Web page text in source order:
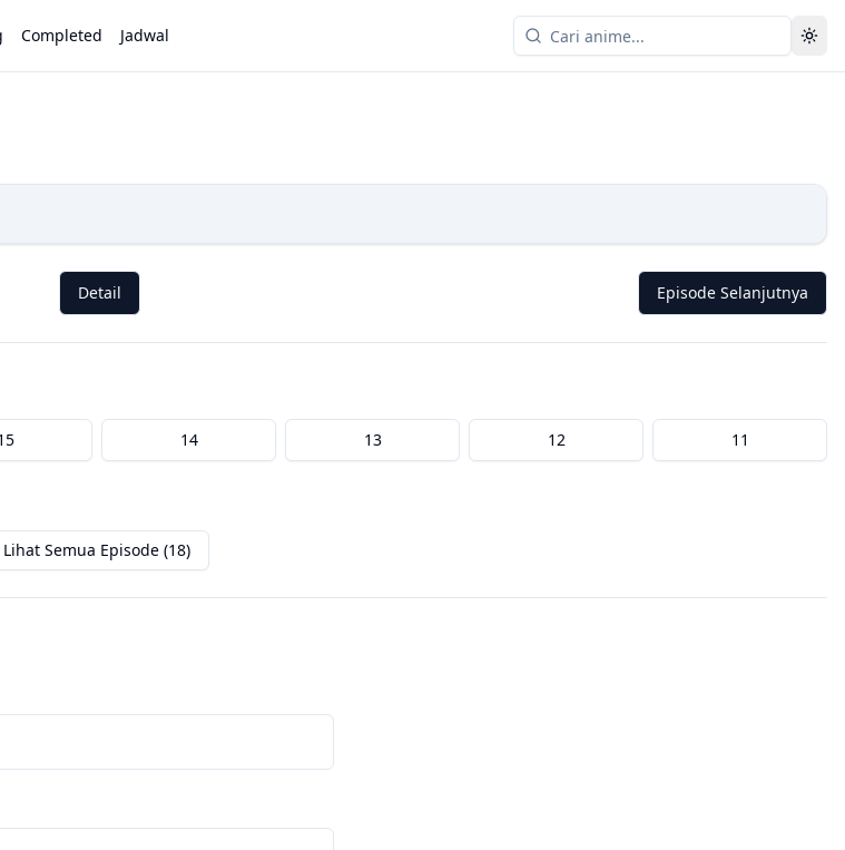
Completed Jadwal
Detail Episode Selanjutnya
14 13 12 11
Lihat Semua Episode (18)